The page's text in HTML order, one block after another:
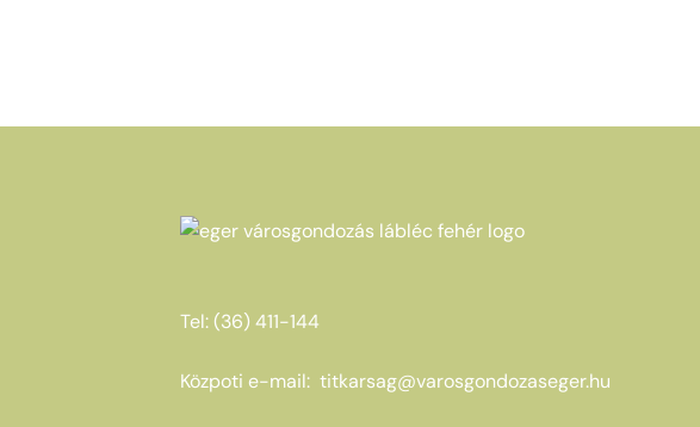
Tel: (36) 411-144
Közpoti e-mail: titkarsag@varosgondozaseger.hu